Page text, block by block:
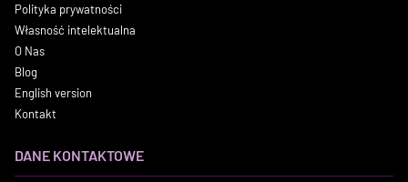
Polityka prywatności
Własność intelektualna
O Nas
Blog
English version
Kontakt
DANE KONTAKTOWE